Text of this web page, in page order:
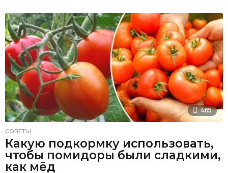
465
СОВЕТЫ
Какую подкормку использовать,
чтобы помидоры были сладкими,
как мёд